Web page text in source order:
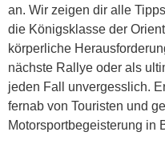
an. Wir zeigen dir alle
die Königsklasse der
körperliche
nächste Rallye oder als
jeden Fall unvergesslich.
fernab von Touristen und
Motorsportbegeisterung in